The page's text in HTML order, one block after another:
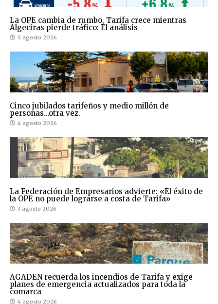
La OPE cambia de rumbo, Tarifa crece mientras
Algeciras pierde tráfico: El análisis
5 agosto 2026
Cinco jubilados tarifeños y medio millón de
personas…otra vez.
4 agosto 2026
La Federación de Empresarios advierte: «El éxito de
la OPE no puede lograrse a costa de Tarifa»
3 agosto 2026
AGADEN recuerda los incendios de Tarifa y exige
planes de emergencia actualizados para toda la
comarca
4 agosto 2026